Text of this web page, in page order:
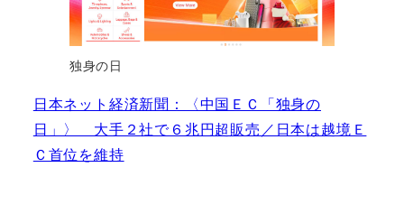
独身の日
日本ネット経済新聞：〈中国ＥＣ「独身の
日」〉 大手２社で６兆円超販売／日本は越境Ｅ
Ｃ首位を維持